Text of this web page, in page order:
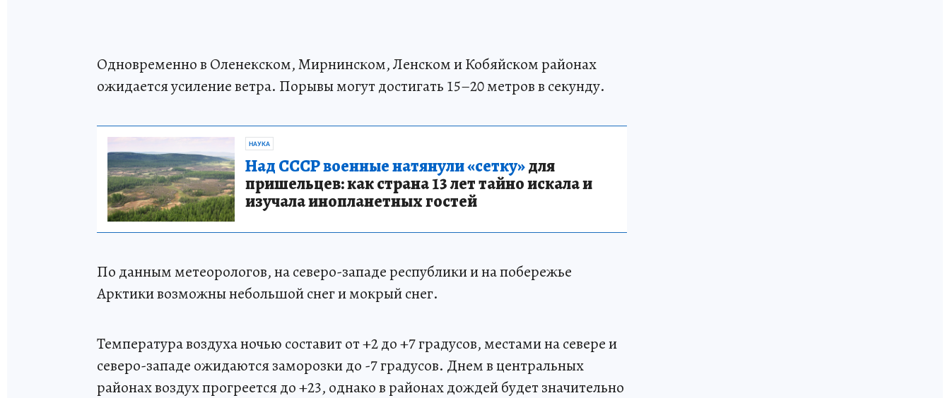
Одновременно в Оленекском, Мирнинском, Ленском и Кобяйском районах
ожидается усиление ветра. Порывы могут достигать 15–20 метров в секунду.
НАУКА
Над СССР военные натянули «сетку»для
пришельцев: как страна 13 лет тайно искала и
изучала инопланетных гостей
По данным метеорологов, на северо-западе республики и на побережье
Арктики возможны небольшой снег и мокрый снег.
Температура воздуха ночью составит от +2 до +7 градусов, местами на севере и
северо-западе ожидаются заморозки до -7 градусов. Днем в центральных
районах воздух прогреется до +23, однако в районах дождей будет значительно